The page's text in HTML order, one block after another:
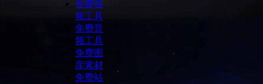
免费视
频工具
免费音
频工具
免费图
库素材
免费站